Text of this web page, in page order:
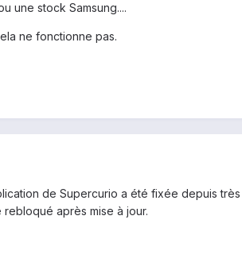
une stock Samsung....
ne fonctionne pas.
de Supercurio a été fixée depuis
après mise à jour.